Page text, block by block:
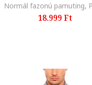
18.999 Ft